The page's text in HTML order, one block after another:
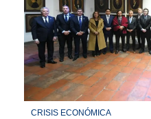
CRISIS ECONÓMICA